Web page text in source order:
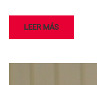
LEER MÁS